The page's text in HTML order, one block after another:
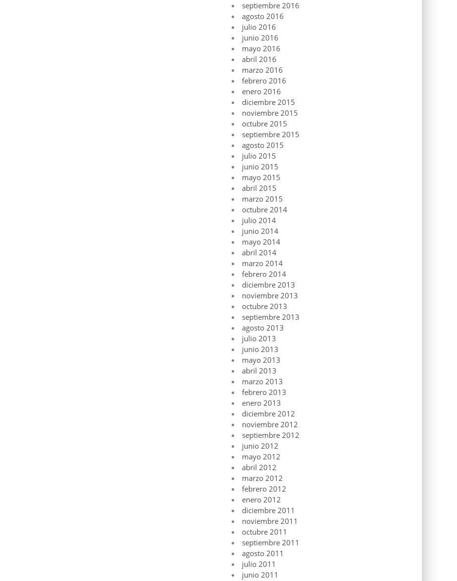
septiembre 2016
agosto 2016
julio 2016
junio 2016
mayo 2016
abril 2016
marzo 2016
febrero 2016
enero 2016
diciembre 2015
noviembre 2015
octubre 2015
septiembre 2015
agosto 2015
julio 2015
junio 2015
mayo 2015
abril 2015
marzo 2015
octubre 2014
julio 2014
junio 2014
mayo 2014
abril 2014
marzo 2014
febrero 2014
diciembre 2013
noviembre 2013
octubre 2013
septiembre 2013
agosto 2013
julio 2013
junio 2013
mayo 2013
abril 2013
marzo 2013
febrero 2013
enero 2013
diciembre 2012
noviembre 2012
septiembre 2012
junio 2012
mayo 2012
abril 2012
marzo 2012
febrero 2012
enero 2012
diciembre 2011
noviembre 2011
octubre 2011
septiembre 2011
agosto 2011
julio 2011
junio 2011